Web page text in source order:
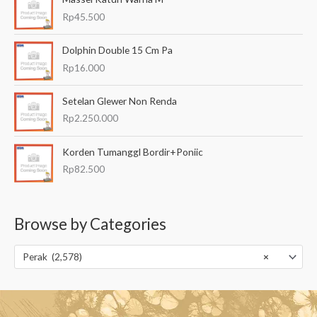
Rp45.500
Dolphin Double 15 Cm Pa
Rp16.000
Setelan Glewer Non Renda
Rp2.250.000
Korden Tumanggl Bordir+Poniic
Rp82.500
Browse by Categories
×
Perak (2,578)